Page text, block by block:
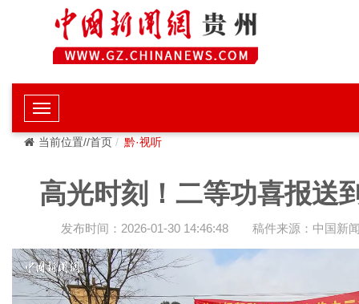
当前位置//首页 黔·视听
高光时刻！二等功喜报送
发布时间：2026-01-30 14:46:48 稿件来源：中国新